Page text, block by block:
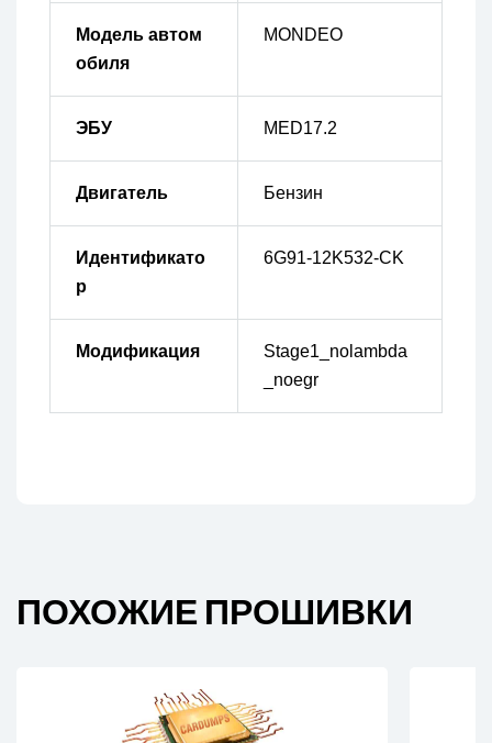
Модель автом
обиля
MONDEO
ЭБУ MED17.2
Двигатель Бензин
Идентификато
р
6G91-12K532-CK
Модификация
Stage1_nolambda
_noegr
ПОХОЖИЕ ПРОШИВКИ